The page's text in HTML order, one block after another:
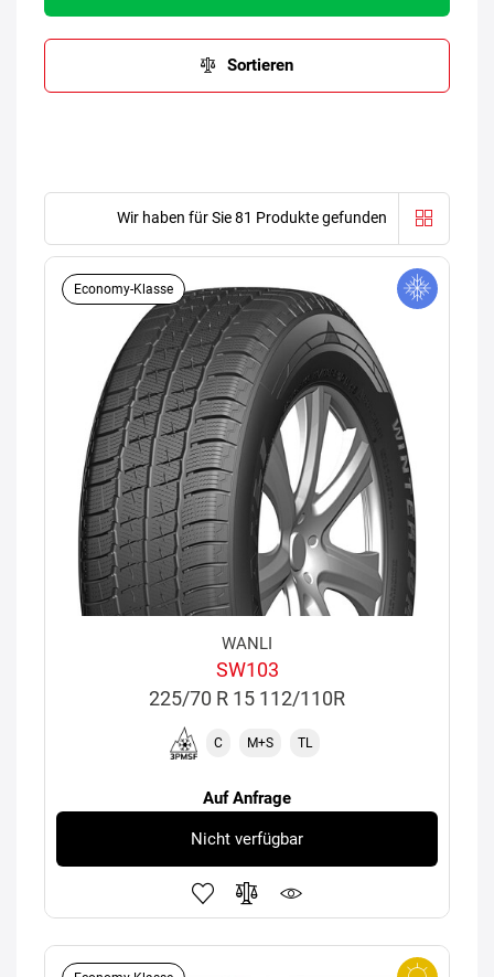
Sortieren
Wir haben für Sie 81 Produkte gefunden
Economy-Klasse
WANLI
SW103
225/70 R 15 112/110R
C M+S TL
Auf Anfrage
Nicht verfügbar